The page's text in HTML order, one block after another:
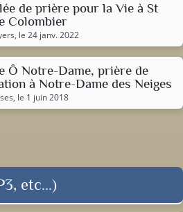
de prière pour la Vie à St
Colombier
, le 24 janv. 2022
Ô Notre-Dame, prière de
à Notre-Dame des Neiges
, le 1 juin 2018
etc...)